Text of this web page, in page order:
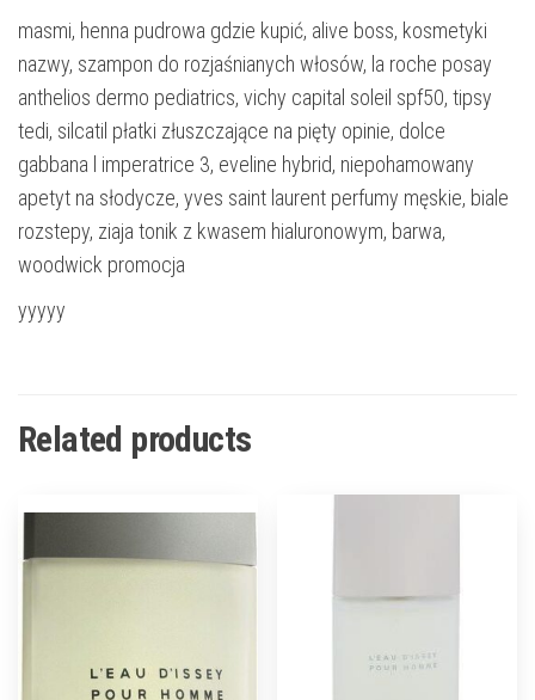
masmi, henna pudrowa gdzie kupić, alive boss, kosmetyki
nazwy, szampon do rozjaśnianych włosów, la roche posay
anthelios dermo pediatrics, vichy capital soleil spf50, tipsy
tedi, silcatil płatki złuszczające na pięty opinie, dolce
gabbana l imperatrice 3, eveline hybrid, niepohamowany
apetyt na słodycze, yves saint laurent perfumy męskie, biale
rozstepy, ziaja tonik z kwasem hialuronowym, barwa,
woodwick promocja
yyyyy
Related products